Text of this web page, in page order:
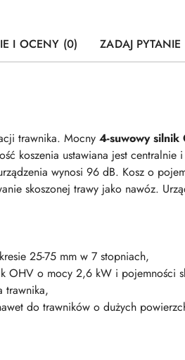
I OCENY (0) ZADAJ PYTANIE
trawnika. Mocny 4-suwowy silnik
koszenia ustawiana jest centralnie
wynosi 96 dB. Kosz o
skoszonej trawy jako nawóz.
25-75 mm w 7 stopniach,
OHV o mocy 2,6 kW i pojemności
trawnika,
do trawników o dużych